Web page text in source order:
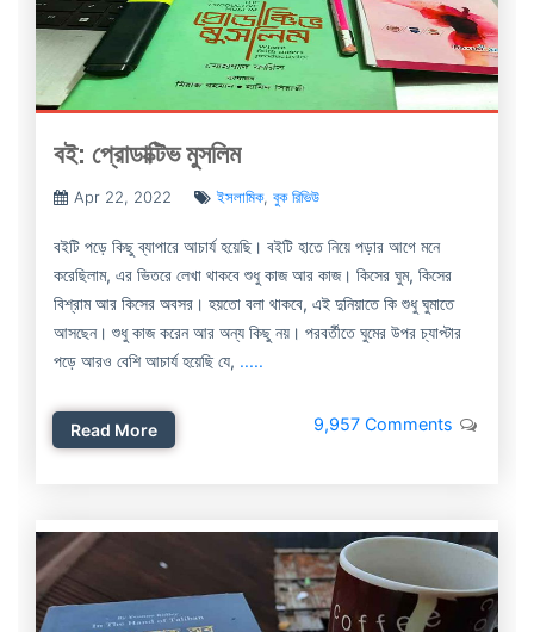
বই: প্রোডাক্টিভ মুসলিম
Apr 22, 2022 ইসলামিক, বুক রিভিউ
বইটি পড়ে কিছু ব্যাপারে আচার্য হয়েছি। বইটি হাতে নিয়ে পড়ার আগে মনে
করেছিলাম, এর ভিতরে লেখা থাকবে শুধু কাজ আর কাজ। কিসের ঘুম, কিসের
বিশ্রাম আর কিসের অবসর। হয়তো বলা থাকবে, এই দুনিয়াতে কি শুধু ঘুমাতে
আসছেন। শুধু কাজ করেন আর অন্য কিছু নয়। পরবর্তীতে ঘুমের উপর চ্যাপ্টার
পড়ে আরও বেশি আচার্য হয়েছি যে, .....
Read More 9,957 Comments